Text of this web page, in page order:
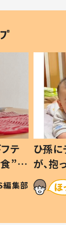
テ
”を
親
編集部
ひ孫
が、
「涙が
い」